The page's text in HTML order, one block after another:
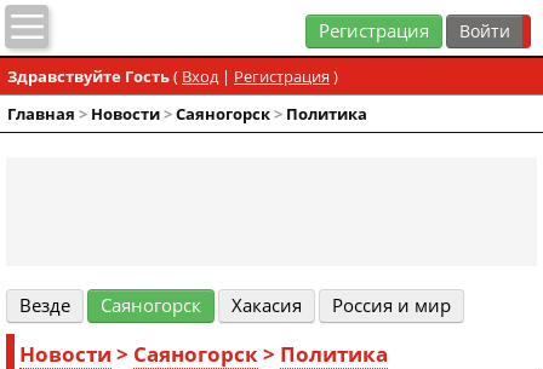
Регистрация
Здравствуйте Гость( Вход| Регистрация )
Главная > Новости>Cаяногорск> Политика
Везде Cаяногорск Хакасия Россия и мир
Новости > Cаяногорск> Политика